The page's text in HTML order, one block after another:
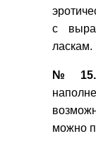
с
ласкам.
№15.
можно